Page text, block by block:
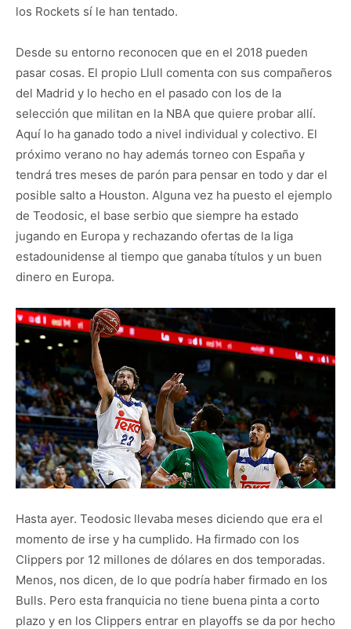
los Rockets sí le han tentado.
Desde su entorno reconocen que en el 2018 pueden
pasar cosas. El propio Llull comenta con sus compañeros
del Madrid y lo hecho en el pasado con los de la
selección que militan en la NBA que quiere probar allí.
Aquí lo ha ganado todo a nivel individual y colectivo. El
próximo verano no hay además torneo con España y
tendrá tres meses de parón para pensar en todo y dar el
posible salto a Houston. Alguna vez ha puesto el ejemplo
de Teodosic, el base serbio que siempre ha estado
jugando en Europa y rechazando ofertas de la liga
estadounidense al tiempo que ganaba títulos y un buen
dinero en Europa.
Hasta ayer. Teodosic llevaba meses diciendo que era el
momento de irse y ha cumplido. Ha firmado con los
Clippers por 12 millones de dólares en dos temporadas.
Menos, nos dicen, de lo que podría haber firmado en los
Bulls. Pero esta franquicia no tiene buena pinta a corto
plazo y en los Clippers entrar en playoffs se da por hecho